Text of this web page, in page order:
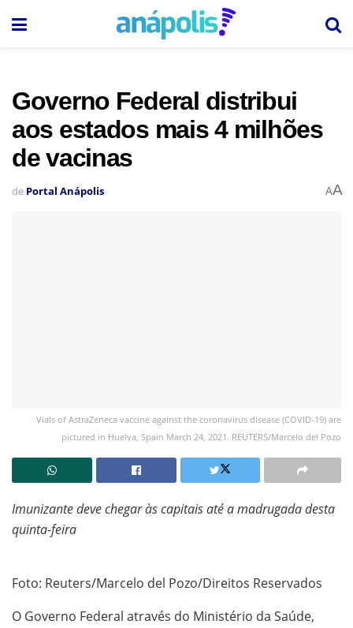
Governo Federal distribui
aos estados mais 4 milhões
de vacinas
de Portal Anápolis AA
Vials of AstraZeneca vaccine against the coronavirus disease (COVID-19) are
pictured in Huelva, Spain March 24, 2021. REUTERS/Marcelo del Pozo
Imunizante deve chegar às capitais até a madrugada desta
quinta-feira
Foto: Reuters/Marcelo del Pozo/Direitos Reservados
O Governo Federal através do Ministério da Saúde,